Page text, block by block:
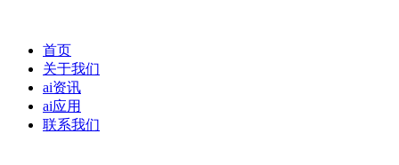
首页
关于我们
ai资讯
ai应用
联系我们